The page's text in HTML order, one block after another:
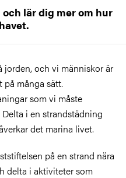
lär dig mer om hur
och vi människor är
på många sätt.
som vi måste
i en strandstädning
det marina livet.
på en strand nära
delta i aktiviteter som